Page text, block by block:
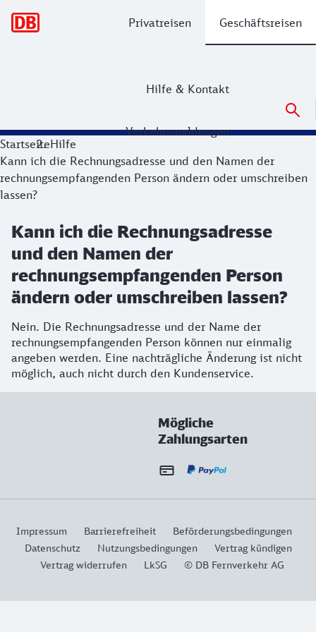
Privatreisen Geschäftsreisen
Hilfe & Kontakt
Verkehrsmeldungen
StartseiteHilfe
Kann ich die Rechnungsadresse und den Namen der
rechnungsempfangenden Person ändern oder umschreiben
lassen?
Kann ich die Rechnungsadresse
und den Namen der
rechnungsempfangenden Person
ändern oder umschreiben lassen?
Nein. Die Rechnungsadresse und der Name der
rechnungsempfangenden Person können nur einmalig
angeben werden. Eine nachträgliche Änderung ist nicht
möglich, auch nicht durch den Kundenservice.
Mögliche
Zahlungsarten
Impressum Barrierefreiheit
Beförderungsbedingungen
Datenschutz
Nutzungsbedingungen
Vertrag kündigen
Vertrag widerrufen
LkSG © DB Fernverkehr AG